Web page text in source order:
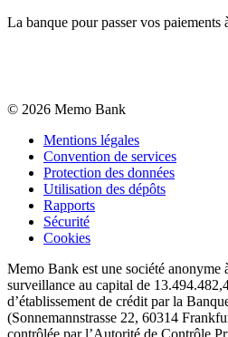
La banque pour passer vos paiements
© 2026 Memo Bank
Mentions légales
Convention de services
Protection des données
Utilisation des dépôts
Rapports
Sécurité
Cookies
Memo Bank est une société anonyme
surveillance au capital de
d’établissement de crédit par la
(Sonnemannstrasse 22, 60314
contrôlée par l’Autorité de Contrôle